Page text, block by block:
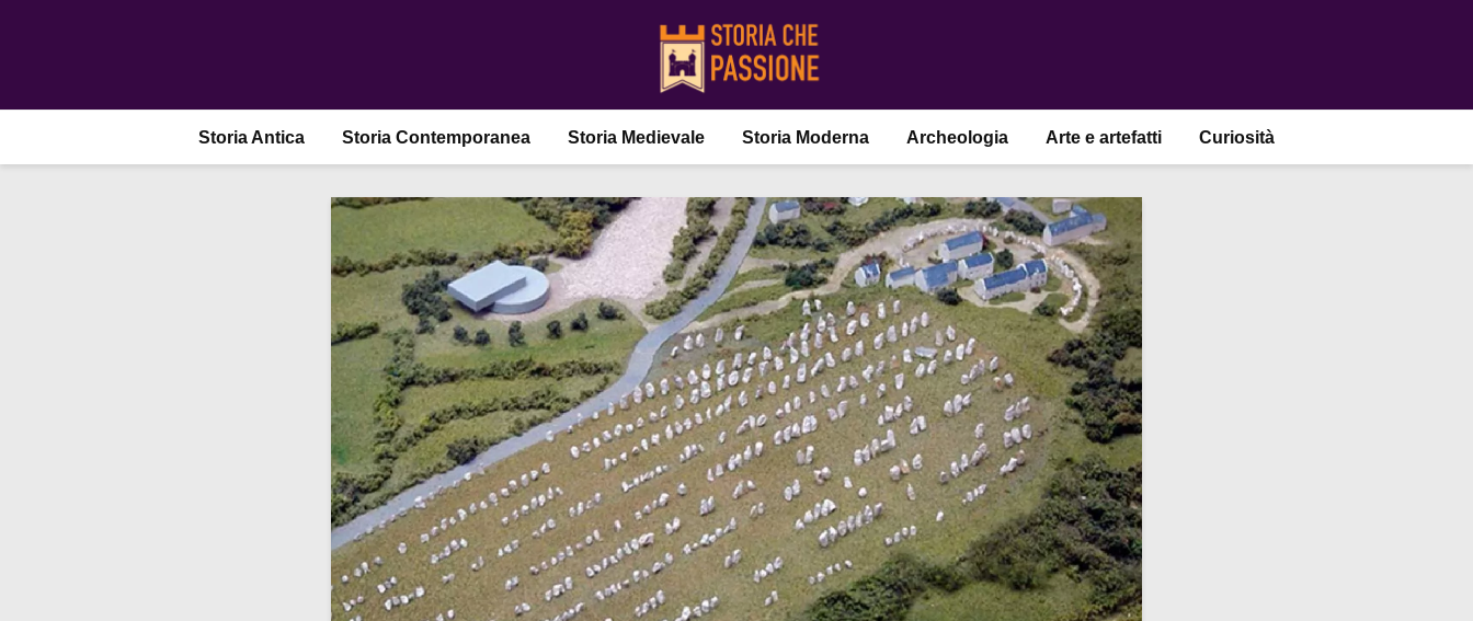
Storia Antica Storia Contemporanea Storia Medievale Storia Moderna Archeologia Arte e artefatti Curiosità